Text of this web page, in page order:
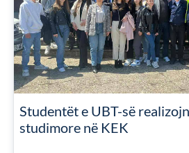
Studentët e UBT-së
studimore në KEK